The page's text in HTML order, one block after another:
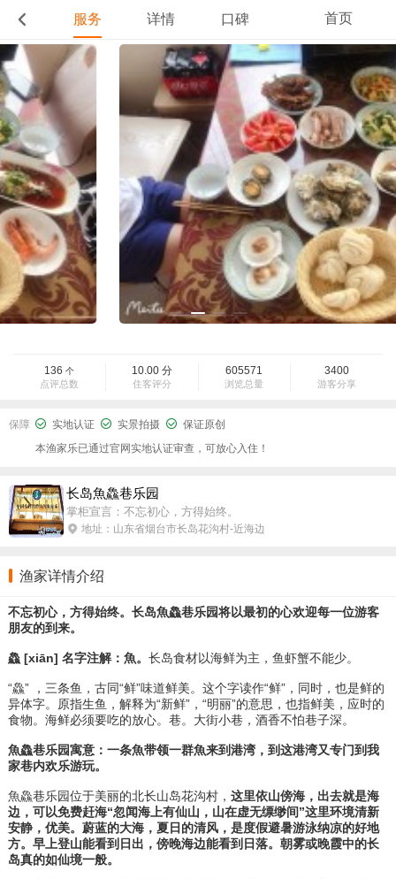
服务 详情 口碑 首页
136 个
点评总数
10.00 分
住客评分
605571
浏览总量
3400
游客分享
保障 实地认证 实景拍摄
保证原创
本渔家乐已通过官网实地认证审查，可放心入住！
长岛魚鱻巷乐园
掌柜宣言：不忘初心，方得始终。
地址：山东省烟台市长岛花沟村-近海边
渔家详情介绍
不忘初心，方得始终。长岛魚鱻巷乐园将以最初的心欢迎每一位游客
朋友的到来。
鱻 [xiān] 名字注解：魚。 长岛食材以海鲜为主，鱼虾蟹不能少。
“鱻” ，三条鱼，古同“鲜”味道鲜美。这个字读作“鲜”，同时，也是鲜的
异体字。原指生鱼，解释为“新鲜”，“明丽”的意思，也指鲜美，应时的
食物。海鲜必须要吃的放心。 巷。大街小巷，酒香不怕巷子深。
魚鱻巷乐园寓意：一条魚带领一群魚来到港湾，到这港湾又专门到我
家巷内欢乐游玩。
魚鱻巷乐园位于美丽的北长山岛花沟村， 这里依山傍海，出去就是海
边，可以免费赶海“忽闻海上有仙山，山在虚无缥缈间”这里环境清新
安静，优美。蔚蓝的大海，夏日的清风，是度假避暑游泳纳凉的好地
方。早上登山能看到日出，傍晚海边能看到日落。朝雾或晚霞中的长
岛真的如仙境一般。